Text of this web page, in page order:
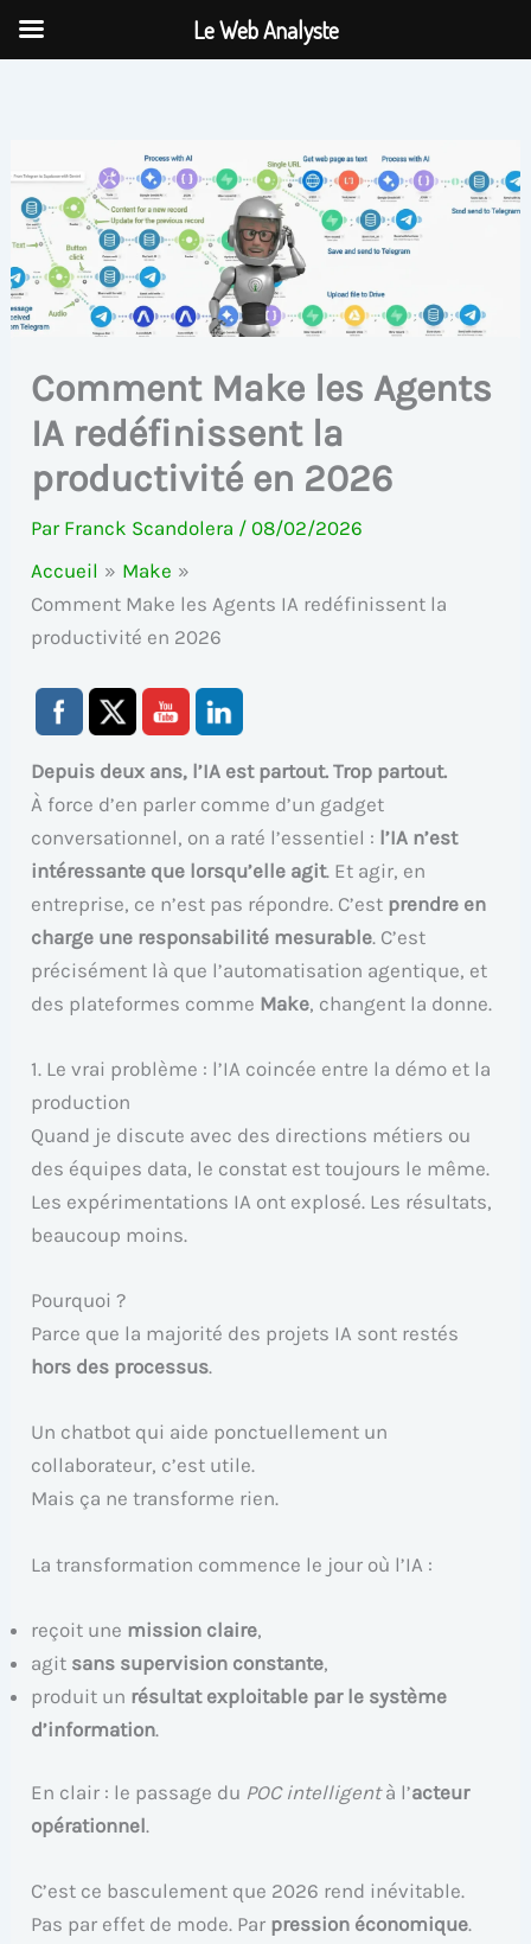
Aller
Comment Make les Agents
IA redéfinissent la
productivité en 2026
Par Franck Scandolera /08/02/2026
Accueil
Make
Comment Make les Agents IA redéfinissent la
productivité en 2026
Depuis deux ans, l’IA est partout. Trop partout.
À force d’en parler comme d’un gadget
conversationnel, on a raté l’essentiel : l’IA n’est
intéressante que lorsqu’elle agit. Et agir, en
entreprise, ce n’est pas répondre. C’est prendre en
charge une responsabilité mesurable. C’est
précisément là que l’automatisation agentique, et
des plateformes comme Make, changent la donne.
1. Le vrai problème : l’IA coincée entre la démo et la
production
Quand je discute avec des directions métiers ou
des équipes data, le constat est toujours le même.
Les expérimentations IA ont explosé. Les résultats,
beaucoup moins.
Pourquoi ?
Parce que la majorité des projets IA sont restés
hors des processus.
Un chatbot qui aide ponctuellement un
collaborateur, c’est utile.
Mais ça ne transforme rien.
La transformation commence le jour où l’IA :
reçoit une mission claire,
agit sans supervision constante,
produit un résultat exploitable par le système
d’information.
En clair : le passage du POC intelligentà l’acteur
opérationnel.
C’est ce basculement que 2026 rend inévitable.
Pas par effet de mode. Par pression économique.
Le Web Analyste